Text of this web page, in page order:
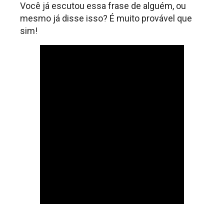
Você já escutou essa frase de alguém, ou
mesmo já disse isso? É muito provável que
sim!